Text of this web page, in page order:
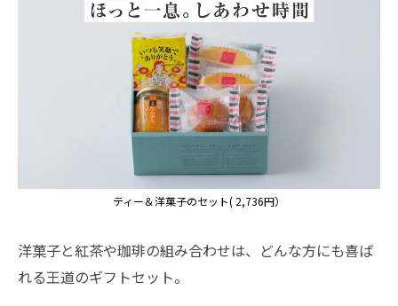
ティー＆洋菓子のセット( 2,736円）
洋菓子と紅茶や珈琲の組み合わせは、どんな方にも喜ば
れる王道のギフトセット。